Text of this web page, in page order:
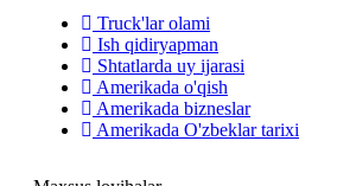
Truck'lar olami
Ish qidiryapman
Shtatlarda uy ijarasi
Amerikada o'qish
Amerikada bizneslar
Amerikada O'zbeklar tarixi